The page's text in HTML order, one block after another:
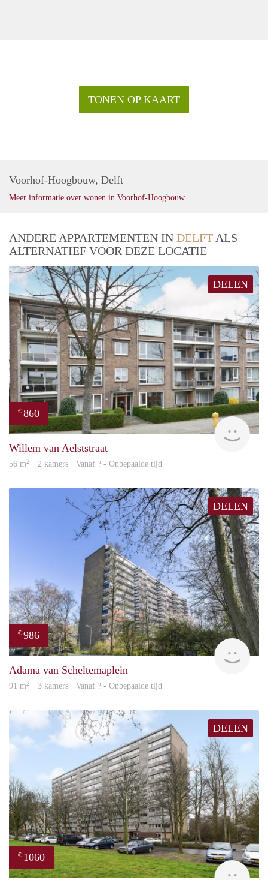
TONEN OP KAART
Voorhof-Hoogbouw, Delft
Meer informatie over wonen in Voorhof-Hoogbouw
ANDERE APPARTEMENTEN IN DELFT ALS
ALTERNATIEF VOOR DEZE LOCATIE
DELEN
€ 860
Willem van Aelststraat
56 m2 · 2 kamers · Vanaf ? - Onbepaalde tijd
DELEN
€ 986
Adama van Scheltemaplein
91 m2 · 3 kamers · Vanaf ? - Onbepaalde tijd
DELEN
€ 1060